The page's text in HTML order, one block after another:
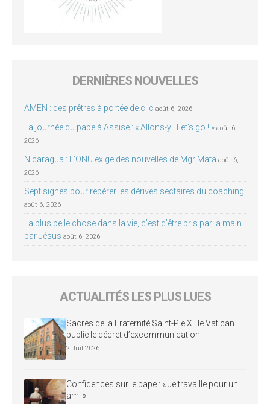
DERNIÈRES NOUVELLES
AMEN : des prêtres à portée de clic août 6, 2026
La journée du pape à Assise : « Allons-y ! Let’s go ! » août 6,
2026
Nicaragua : L’ONU exige des nouvelles de Mgr Mata août 6,
2026
Sept signes pour repérer les dérives sectaires du coaching
août 6, 2026
La plus belle chose dans la vie, c’est d’être pris par la main
par Jésus août 6, 2026
ACTUALITÉS LES PLUS LUES
Sacres de la Fraternité Saint-Pie X : le Vatican
publie le décret d’excommunication
2 Juil 2026
Confidences sur le pape : « Je travaille pour un
ami »